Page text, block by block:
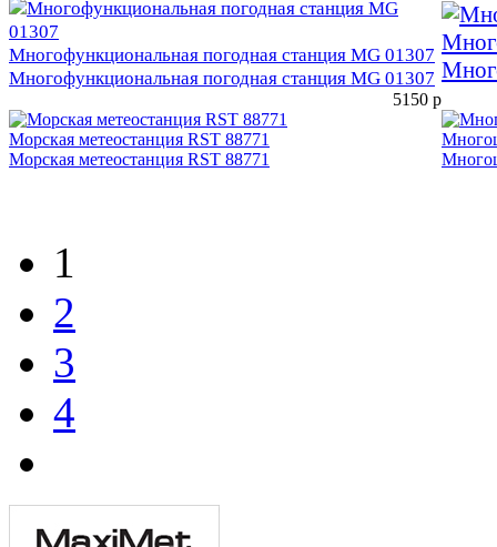
Многофункциональная погодная станция MG 01307
Многофункциональная погодная станция MG 01307
5150 р
Морская метеостанция RST 88771
Морская метеостанция RST 88771
1
2
3
4